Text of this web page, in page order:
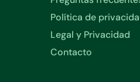
Política de
Legal y Privacidad
Contacto